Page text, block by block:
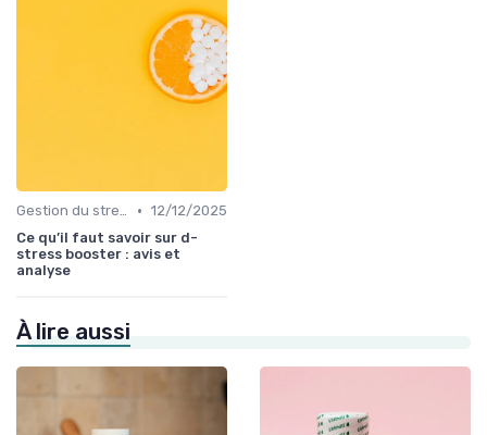
Gestion du stress et de l'anxiété • 12/12/2025
Ce qu’il faut savoir sur d-
stress booster : avis et
analyse
À lire aussi